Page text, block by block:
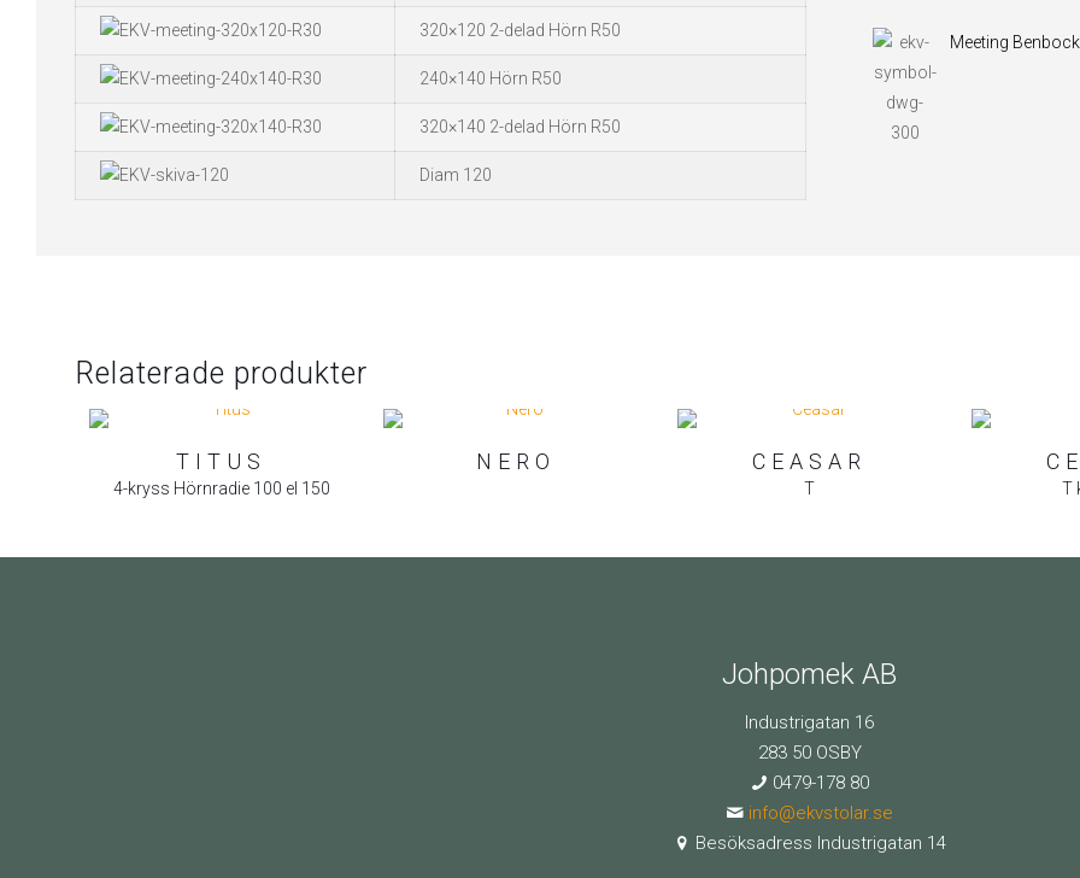
320×120 2-delad Hörn R50
240×140 Hörn R50
320×140 2-delad Hörn R50
Diam 120
Meeting
Relaterade produkter
TITUS
4-kryss Hörnradie 100 el 150
NERO CEASAR
T T
Johpomek AB
Industrigatan 16
283 50 OSBY
0479-178 80
info@ekvstolar.se
Besöksadress Industrigatan 14